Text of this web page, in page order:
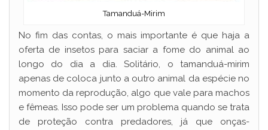
Tamanduá-Mirim
No fim das contas, o mais importante é que haja a
oferta de insetos para saciar a fome do animal ao
longo do dia a dia. Solitário, o tamanduá-mirim
apenas de coloca junto a outro animal da espécie no
momento da reprodução, algo que vale para machos
e fêmeas. Isso pode ser um problema quando se trata
de proteção contra predadores, já que onças-